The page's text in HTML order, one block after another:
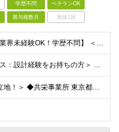
学歴不問 ベテランOK
賞与複数月 面接1回
【第二新卒歓迎！業界未経験OK！学歴不問】 ＜必須条件＞ ●Word、Excel等の基本的なPCスキル、普通自動車免許(AT限定可) ●何らかの設計・作図・積算経験をお持ちの方 ★「CADオペレータ
＜担当・主任クラス：設計経験をお持ちの方＞ 年収：340万円～600万円＋時間外手当＋諸手当 月給：21万円～38万円＋諸手当 ※経験・スキルにより優遇 ※残業代は別途支給します ※賞与：年2回（昨年
＜駅徒歩5分の好立地！＞ ◆共栄事業所 東京都練馬区豊玉北6-15-14 共栄ビル3階 ◆栃木事業所 栃木県宇都宮市下栗1丁目17番1号 ◆大阪事業所 大阪府大阪市中央区久太郎町1丁目4番8号